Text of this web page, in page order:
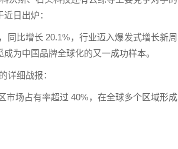
日出炉：
同比增长 20.1%，行业迈入爆发式增长新周
为中国品牌全球化的又一成功样本。
详细战报：
市场占有率超过 40%，在全球多个区域形成